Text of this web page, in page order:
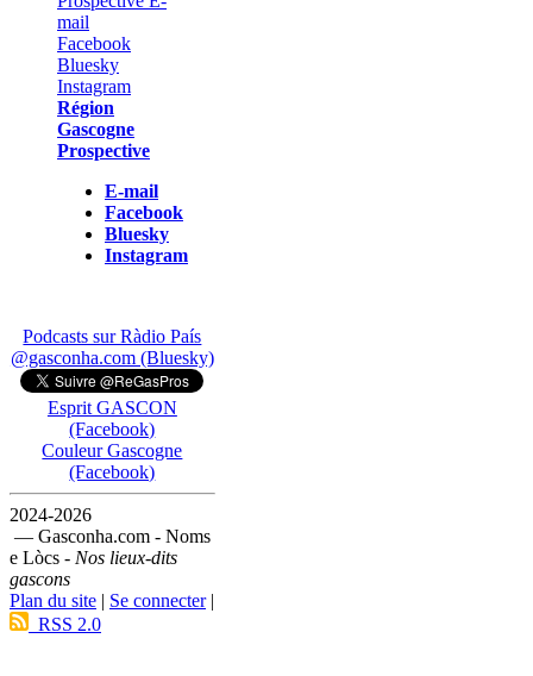
Région
Gascogne
Prospective
E-mail
Facebook
Bluesky
Instagram
Podcasts sur Ràdio País
@gasconha.com (Bluesky)
Esprit GASCON
(Facebook)
Couleur Gascogne
(Facebook)
2024-2026
— Gasconha.com - Noms
e Lòcs - Nos lieux-dits
gascons
Plan du site | Se connecter|
RSS 2.0